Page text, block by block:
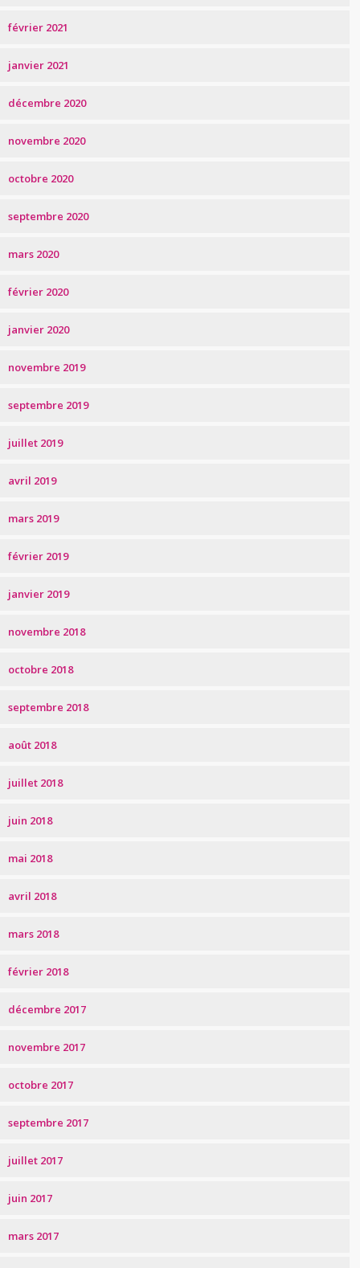
février 2021
janvier 2021
décembre 2020
novembre 2020
octobre 2020
septembre 2020
mars 2020
février 2020
janvier 2020
novembre 2019
septembre 2019
juillet 2019
avril 2019
mars 2019
février 2019
janvier 2019
novembre 2018
octobre 2018
septembre 2018
août 2018
juillet 2018
juin 2018
mai 2018
avril 2018
mars 2018
février 2018
décembre 2017
novembre 2017
octobre 2017
septembre 2017
juillet 2017
juin 2017
mars 2017